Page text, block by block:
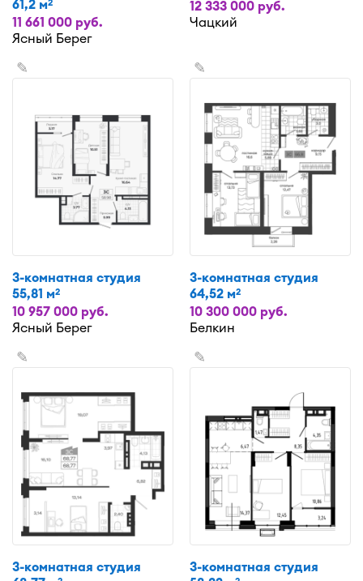
61,2 м2
11 661 000 руб.
Ясный Берег
12 333 000 руб.
Чацкий
✎
3-комнатная студия
55,81 м2
10 957 000 руб.
Ясный Берег
✎
3-комнатная студия
64,52 м2
10 300 000 руб.
Белкин
✎
3-комнатная студия
✎
3-комнатная студия